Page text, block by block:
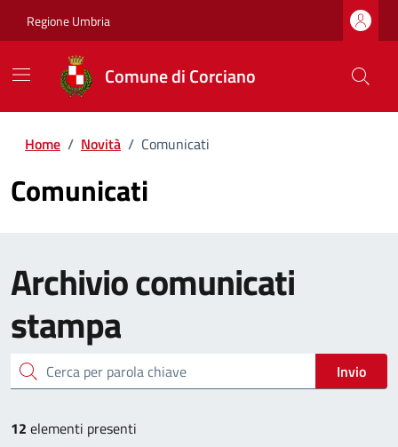
Regione Umbria
Comune di Corciano
Home / Novità / Comunicati
Comunicati
Archiviocomunicati
stampa
cerca Invio
12 elementi presenti